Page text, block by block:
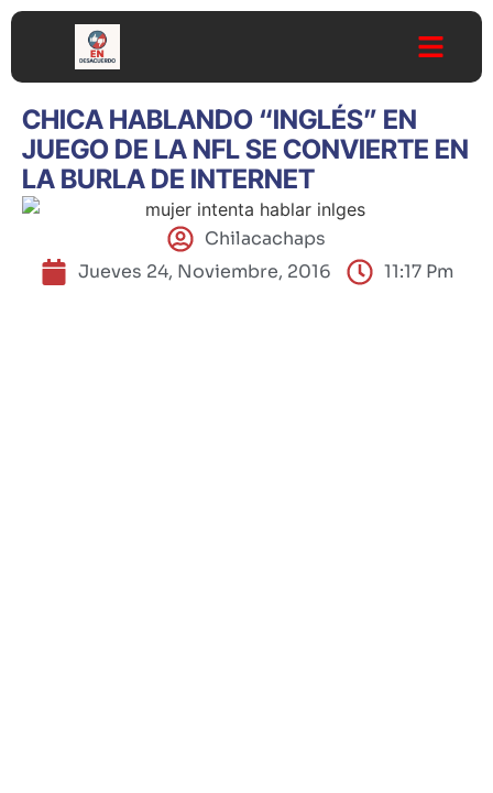
CHICA HABLANDO “INGLÉS” EN
JUEGO DE LA NFL SE CONVIERTE EN
LA BURLA DE INTERNET
Chilacachaps
Jueves 24, Noviembre, 2016
11:17 Pm